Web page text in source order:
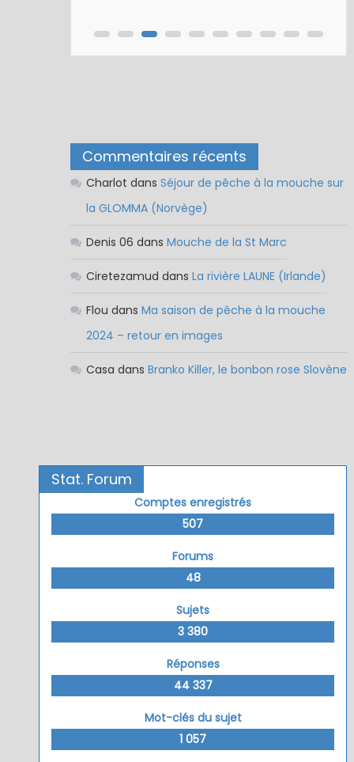
Commentaires récents
Charlot dans Séjour de pêche à la mouche sur
la GLOMMA (Norvège)
Denis 06 dans Mouche de la St Marc
Ciretezamud dans La rivière LAUNE (Irlande)
Flou dans Ma saison de pêche à la mouche
2024 – retour en images
Casa dans Branko Killer, le bonbon rose Slovène
Stat. Forum
Comptes enregistrés
507
Forums
48
Sujets
3 380
Réponses
44 337
Mot-clés du sujet
1 057